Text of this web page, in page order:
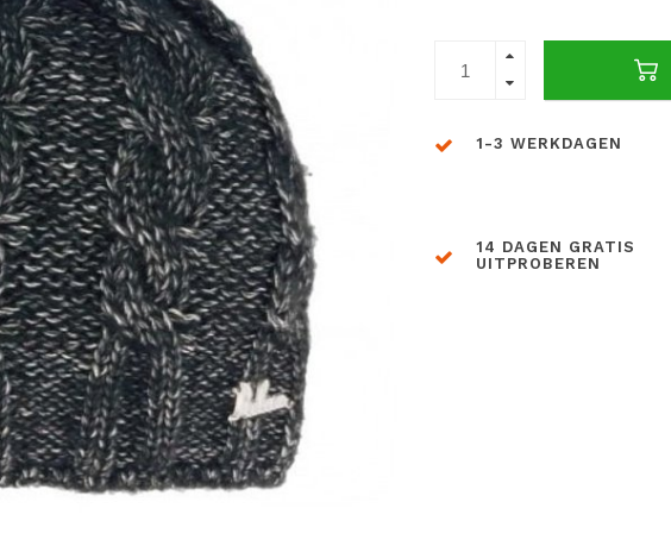
1-3 WERKDAGEN
14 DAGEN GRATIS
UITPROBEREN